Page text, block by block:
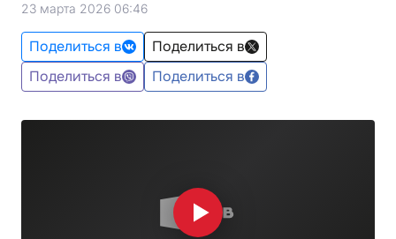
23 марта 2026 06:46
Поделиться в
Поделиться в
Поделиться в
Поделиться в